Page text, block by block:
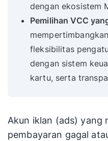
dengan ekosistem
Pemilihan VCC
fleksibilitas
dengan sistem
kartu, serta
Akun iklan (ads) yang
pembayaran gagal